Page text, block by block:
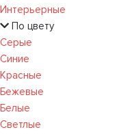
Интерьерные
По цвету
Серые
Синие
Красные
Бежевые
Белые
Светлые